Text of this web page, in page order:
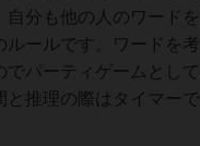
分も他の人のワード
ルールです。ワードを
でパーティゲームとし
推理の際はタイマー